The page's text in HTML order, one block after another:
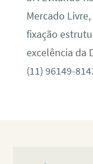
Mercado
fixação
excelência da
(11) 96149-